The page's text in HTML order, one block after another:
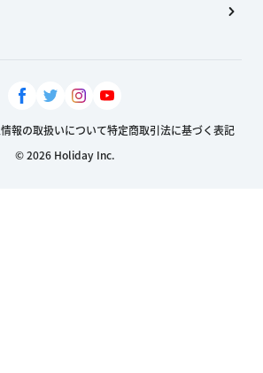
報の取扱いについて特定商取引法に基づく表記
© 2026 Holiday Inc.